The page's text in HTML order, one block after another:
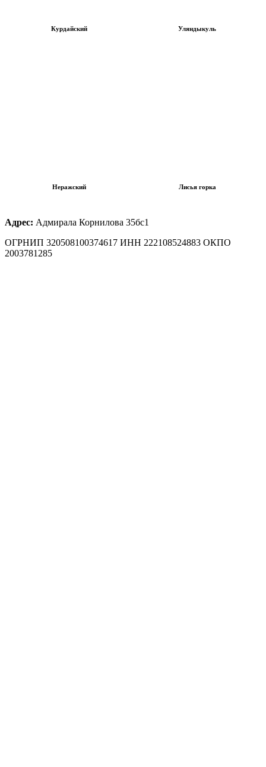
Курдайский Уляндыкуль
Неражский Лисья горка
Адрес: Адмирала Корнилова 35бс1
ОГРНИП 320508100374617 ИНН 222108524883 ОКПО
2003781285